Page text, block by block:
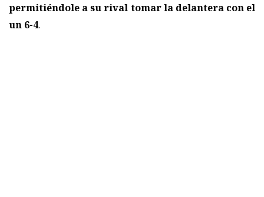
permitiéndole a su rival tomar la delantera con el
un 6-4.